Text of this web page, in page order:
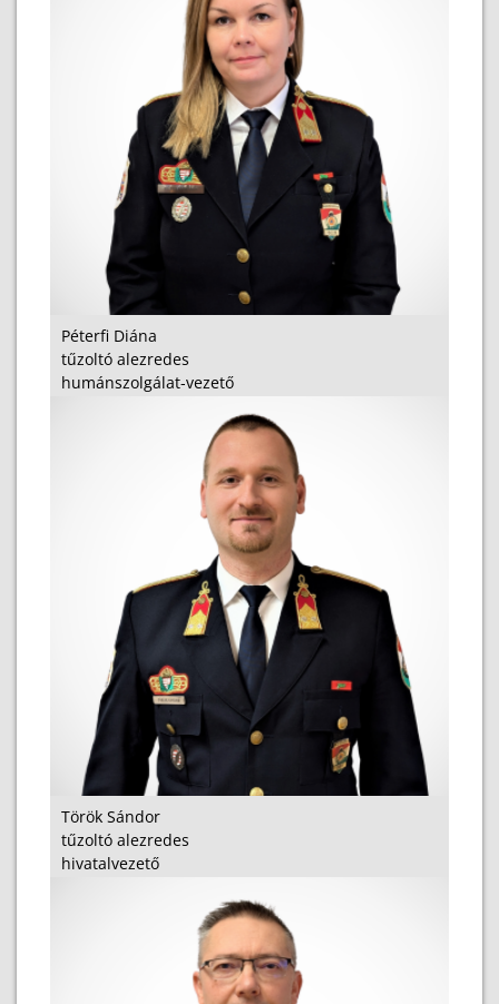
Péterfi Diána
tűzoltó alezredes
humánszolgálat-vezető
Török Sándor
tűzoltó alezredes
hivatalvezető